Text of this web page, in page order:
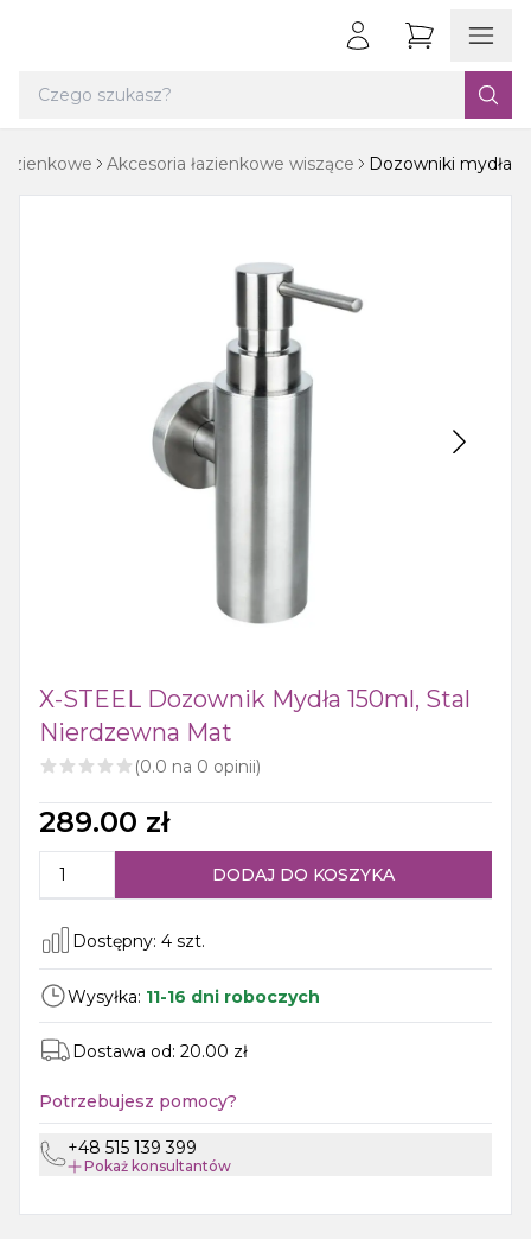
Akcesoria łazienkowe wiszące Dozowniki mydła
X-STEEL Dozownik Mydła 150ml, Stal
Nierdzewna Mat
(0.0 na 0 opinii)
289.00 zł
DODAJ DO KOSZYKA
Dostępny: 4 szt.
Wysyłka: 11-16 dni roboczych
Dostawa od: 20.00 zł
Potrzebujesz pomocy?
+48 515 139 399
Pokaż konsultantów